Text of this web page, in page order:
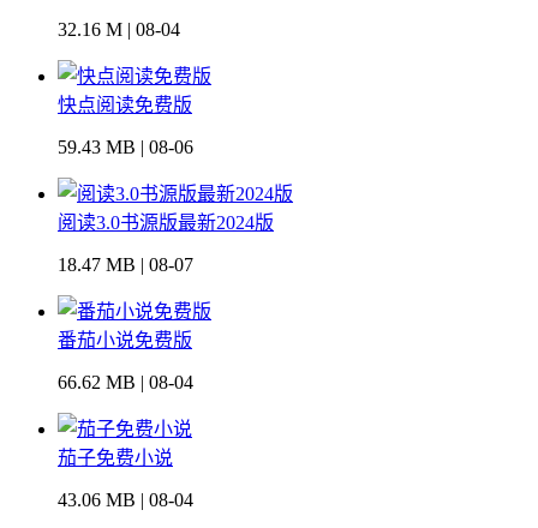
32.16 M | 08-04
快点阅读免费版
59.43 MB | 08-06
阅读3.0书源版最新2024版
18.47 MB | 08-07
番茄小说免费版
66.62 MB | 08-04
茄子免费小说
43.06 MB | 08-04